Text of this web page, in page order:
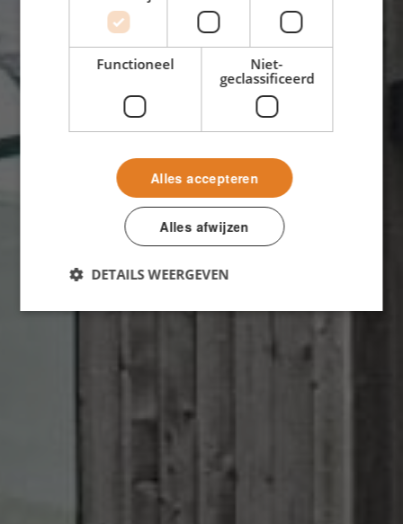
NorgesHus, Stavanger
Vakantiehuis met Superwood
Functioneel
Niet-
geclassificeerd
Alles accepteren
Alles afwijzen
DETAILS WEERGEVEN